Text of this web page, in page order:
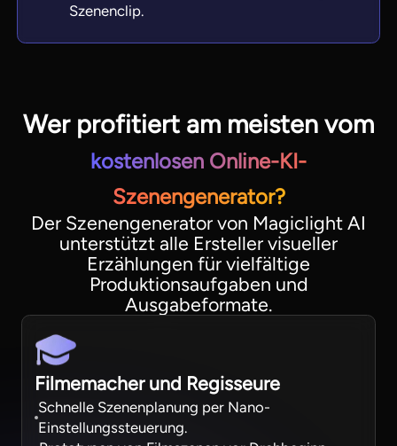
Szenenclip.
Wer profitiert am meisten vom
kostenlosen Online-KI-
Szenengenerator?
Der Szenengenerator von Magiclight AI
unterstützt alle Ersteller visueller
Erzählungen für vielfältige
Produktionsaufgaben und
Ausgabeformate.
Filmemacher und Regisseure
Schnelle Szenenplanung per Nano-
Einstellungssteuerung.